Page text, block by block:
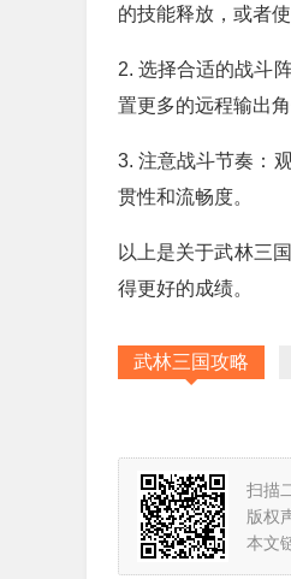
的技能释放，或者
2. 选择合适的战斗
置更多的远程输出角
3. 注意战斗节奏：
贯性和流畅度。
以上是关于武林三
得更好的成绩。
武林三国攻略
扫描
版权
本文